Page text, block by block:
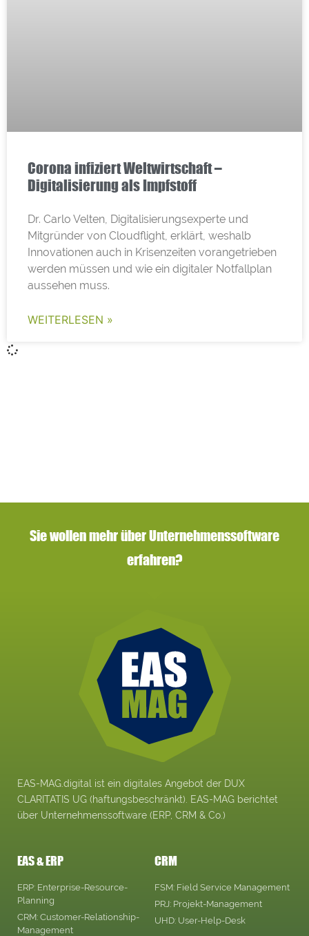
Corona infiziert Weltwirtschaft –
Digitalisierung als Impfstoff
Dr. Carlo Velten, Digitalisierungsexperte und
Mitgründer von Cloudflight, erklärt, weshalb
Innovationen auch in Krisenzeiten vorangetrieben
werden müssen und wie ein digitaler Notfallplan
aussehen muss.
WEITERLESEN »
Sie wollen mehr über Unternehmenssoftware
erfahren?
EAS-MAG.digital ist ein digitales Angebot der DUX
CLARITATIS UG (haftungsbeschränkt). EAS-MAG berichtet
über Unternehmenssoftware (ERP, CRM & Co.)
EAS & ERP
ERP: Enterprise-Resource-
Planning
CRM: Customer-Relationship-
Management
CRM
FSM: Field Service Management
PRJ: Projekt-Management
UHD: User-Help-Desk